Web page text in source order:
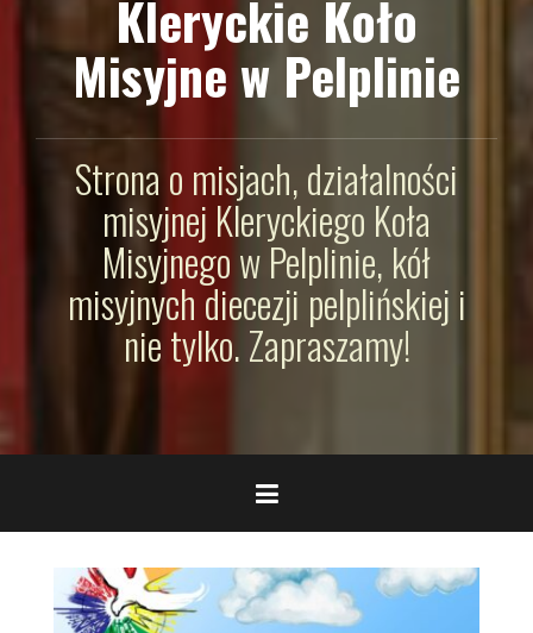
Kleryckie Koło
Misyjne w Pelplinie
Strona o misjach, działalności
misyjnej Kleryckiego Koła
Misyjnego w Pelplinie, kół
misyjnych diecezji pelplińskiej i
nie tylko. Zapraszamy!